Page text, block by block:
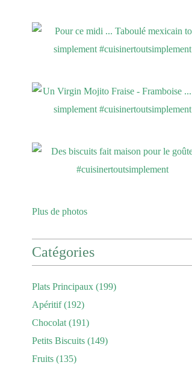
Plus de photos
Catégories
Plats Principaux (199)
Apéritif(192)
Chocolat (191)
Petits Biscuits (149)
Fruits (135)